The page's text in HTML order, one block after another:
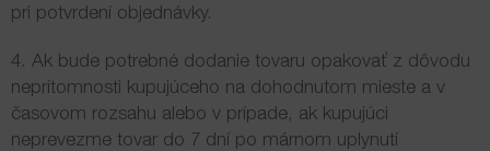
pri potvrdení objednávky.
4. Ak bude potrebné dodanie tovaru opakovať z dôvodu
neprítomnosti kupujúceho na dohodnutom mieste a v
časovom rozsahu alebo v prípade, ak kupujúci
neprevezme tovar do 7 dní po márnom uplynutí